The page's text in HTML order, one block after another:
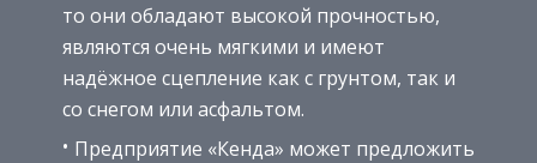
то они обладают высокой прочностью,
являются очень мягкими и имеют
надёжное сцепление как с грунтом, так и
со снегом или асфальтом.
Предприятие «Кенда» может предложить